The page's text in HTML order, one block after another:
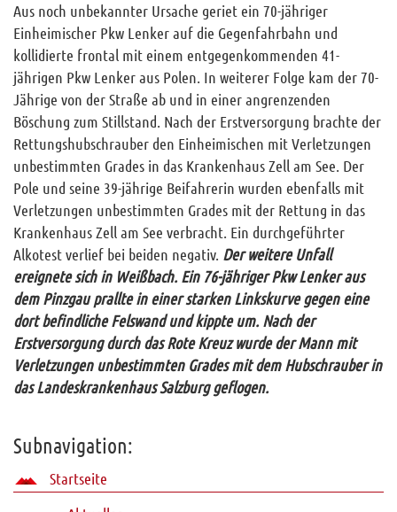
Aus noch unbekannter Ursache geriet ein 70-jähriger
Einheimischer Pkw Lenker auf die Gegenfahrbahn und
kollidierte frontal mit einem entgegenkommenden 41-
jährigen Pkw Lenker aus Polen. In weiterer Folge kam der 70-
Jährige von der Straße ab und in einer angrenzenden
Böschung zum Stillstand. Nach der Erstversorgung brachte der
Rettungshubschrauber den Einheimischen mit Verletzungen
unbestimmten Grades in das Krankenhaus Zell am See. Der
Pole und seine 39-jährige Beifahrerin wurden ebenfalls mit
Verletzungen unbestimmten Grades mit der Rettung in das
Krankenhaus Zell am See verbracht. Ein durchgeführter
Alkotest verlief bei beiden negativ. Der weitere Unfall
ereignete sich in Weißbach. Ein 76-jähriger Pkw Lenker aus
dem Pinzgau prallte in einer starken Linkskurve gegen eine
dort befindliche Felswand und kippte um. Nach der
Erstversorgung durch das Rote Kreuz wurde der Mann mit
Verletzungen unbestimmten Grades mit dem Hubschrauber in
das Landeskrankenhaus Salzburg geflogen.
Subnavigation:
Startseite